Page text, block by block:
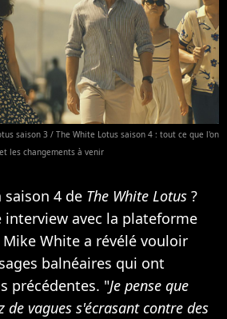
saison 3 / The White Lotus saison 4 : tout ce que l'on
les changements à venir
saison 4 de The White Lotus ?
interview avec la plateforme
White a révélé vouloir
balnéaires qui ont
précédentes. "Je pense que
de vagues s'écrasant contre des